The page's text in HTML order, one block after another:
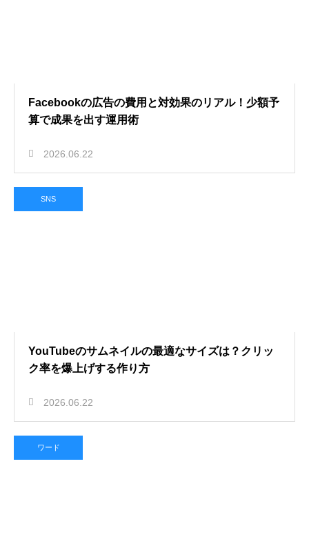
Facebookの広告の費用と対効果のリアル！少額予
算で成果を出す運用術
2026.06.22
SNS
YouTubeのサムネイルの最適なサイズは？クリッ
ク率を爆上げする作り方
2026.06.22
ワード